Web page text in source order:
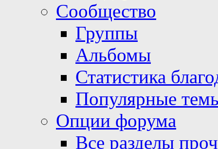
Сообщество
Группы
Альбомы
Статистика
Популярные
Опции форума
Все разделы